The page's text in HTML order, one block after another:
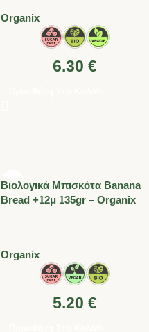
Organix
6.30 €
Βιολογικά Μπισκότα Banana
Bread +12μ 135gr – Organix
Organix
5.20 €